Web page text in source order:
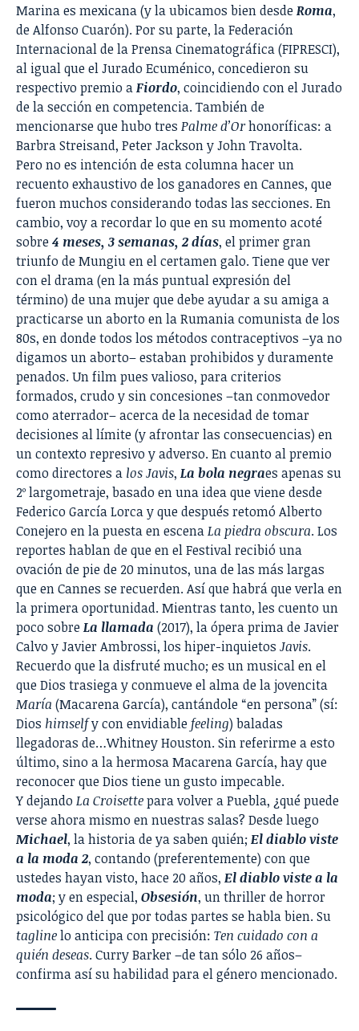
Marina es mexicana (y la ubicamos bien desdeRoma,
de Alfonso Cuarón). Por su parte, la Federación
Internacional de la Prensa Cinematográfica (FIPRESCI),
al igual que el Jurado Ecuménico, concedieron su
respectivo premio aFiordo, coincidiendo con el Jurado
de la sección en competencia. También de
mencionarse que hubo tres Palme d’Orhonoríficas: a
Barbra Streisand, Peter Jackson y John Travolta.
Pero no es intención de esta columna hacer un
recuento exhaustivo de los ganadores en Cannes, que
fueron muchos considerando todas las secciones. En
cambio, voy a recordar lo que en su momento acoté
sobre4 meses, 3 semanas, 2 días, el primer gran
triunfo de Mungiu en el certamen galo. Tiene que ver
con el drama (en la más puntual expresión del
término) de una mujer que debe ayudar a su amiga a
practicarse un aborto en la Rumania comunista de los
80s, en donde todos los métodos contraceptivos –ya no
digamos un aborto– estaban prohibidos y duramente
penados. Un film pues valioso, para criterios
formados, crudo y sin concesiones –tan conmovedor
como aterrador– acerca de la necesidad de tomar
decisiones al límite (y afrontar las consecuencias) en
un contexto represivo y adverso. En cuanto al premio
como directores a los Javis, La bola negraes apenas su
2º largometraje, basado en una idea que viene desde
Federico García Lorca y que después retomó Alberto
Conejero en la puesta en escenaLa piedra obscura. Los
reportes hablan de que en el Festival recibió una
ovación de pie de 20 minutos, una de las más largas
que en Cannes se recuerden. Así que habrá que verla en
la primera oportunidad. Mientras tanto, les cuento un
poco sobreLa llamada (2017), la ópera prima de Javier
Calvo y Javier Ambrossi, los hiper-inquietos Javis.
Recuerdo que la disfruté mucho; es un musical en el
que Dios trasiega y conmueve el alma de la jovencita
María (Macarena García), cantándole “en persona” (sí:
Dios himselfy con envidiablefeeling) baladas
llegadoras de…Whitney Houston. Sin referirme a esto
último, sino a la hermosa Macarena García, hay que
reconocer que Dios tiene un gusto impecable.
Y dejando La Croisettepara volver a Puebla, ¿qué puede
verse ahora mismo en nuestras salas? Desde luego
Michael, la historia de ya saben quién;El diablo viste
a la moda 2, contando (preferentemente) con que
ustedes hayan visto, hace 20 años, El diablo viste a la
moda; y en especial, Obsesión, un thriller de horror
psicológico del que por todas partes se habla bien. Su
taglinelo anticipa con precisión: Ten cuidado con a
quién deseas. Curry Barker –de tan sólo 26 años–
confirma así su habilidad para el género mencionado.